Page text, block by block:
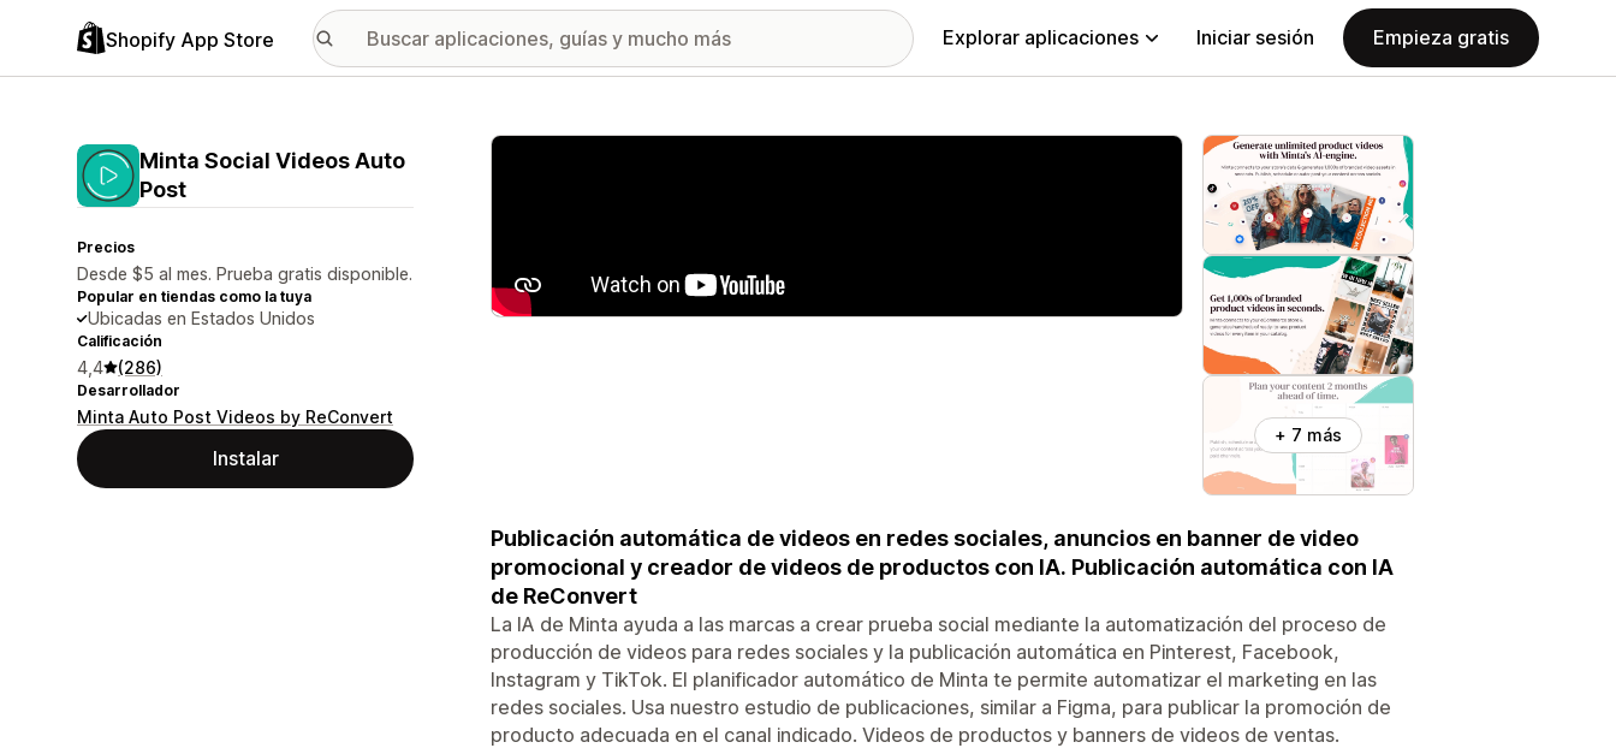
Shopify App Store Explorar aplicaciones Iniciar sesión Empieza gratis
Minta Social Videos Auto
Post
Precios
Desde $5 al mes. Prueba gratis disponible.
Popular en tiendas como la tuya
Ubicadas en Estados Unidos
Calificación
4,4 (286)
Desarrollador
Minta Auto Post Videos by ReConvert
Instalar
Galería de imágenes destacadas
+ 7 más
Publicación automática de videos en redes sociales, anuncios en banner de video
promocional y creador de videos de productos con IA. Publicación automática con IA
de ReConvert
La IA de Minta ayuda a las marcas a crear prueba social mediante la automatización del proceso de
producción de videos para redes sociales y la publicación automática en Pinterest, Facebook,
Instagram y TikTok. El planificador automático de Minta te permite automatizar el marketing en las
redes sociales. Usa nuestro estudio de publicaciones, similar a Figma, para publicar la promoción de
producto adecuada en el canal indicado. Videos de productos y banners de videos de ventas.